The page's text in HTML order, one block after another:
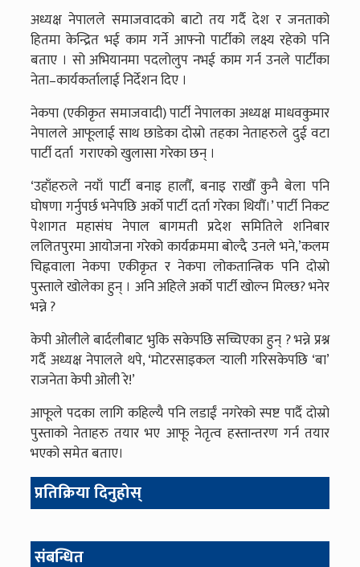
अध्यक्ष नेपालले समाजवादको बाटो तय गर्दै देश र जनताको
हितमा केन्द्रित भई काम गर्ने आफ्नो पार्टीको लक्ष्य रहेको पनि
बताए । सो अभियानमा पदलोलुप नभई काम गर्न उनले पार्टीका
नेता–कार्यकर्तालाई निर्देशन दिए ।
नेकपा (एकीकृत समाजवादी) पार्टी नेपालका अध्यक्ष माधवकुमार
नेपालले आफूलाई साथ छाडेका दोस्रो तहका नेताहरुले दुई वटा
पार्टी दर्ता गराएको खुलासा गरेका छन् ।
‘उहाँहरुले नयाँ पार्टी बनाइ हालौँ, बनाइ राखौँ कुनै बेला पनि
घोषणा गर्नुपर्छ भनेपछि अर्को पार्टी दर्ता गरेका थियौँ।’ पार्टी निकट
पेशागत महासंघ नेपाल बागमती प्रदेश समितिले शनिबार
ललितपुरमा आयोजना गरेको कार्यक्रममा बोल्दै उनले भने,’कलम
चिह्नवाला नेकपा एकीकृत र नेकपा लोकतान्त्रिक पनि दोस्रो
पुस्ताले खोलेका हुन् । अनि अहिले अर्को पार्टी खोल्न मिल्छ? भनेर
भन्ने ?
केपी ओलीले बार्दलीबाट भुकि सकेपछि सच्चिएका हुन् ? भन्ने प्रश्न
गर्दै अध्यक्ष नेपालले थपे, ‘मोटरसाइकल र्‍याली गरिसकेपछि ‘बा’
राजनेता केपी ओली रे!’
आफूले पदका लागि कहिल्यै पनि लडाईं नगरेको स्पष्ट पार्दै दोस्रो
पुस्ताको नेताहरु तयार भए आफू नेतृत्व हस्तान्तरण गर्न तयार
भएको समेत बताए।
प्रतिक्रिया दिनुहोस्
संबन्धित